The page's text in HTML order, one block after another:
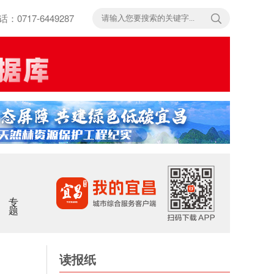
：0717-6449287
专题
读报纸